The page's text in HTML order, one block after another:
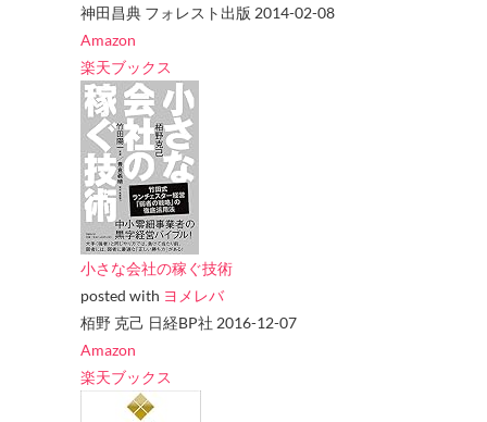
神田昌典 フォレスト出版 2014-02-08
Amazon
楽天ブックス
小さな会社の稼ぐ技術
posted with ヨメレバ
栢野 克己 日経BP社 2016-12-07
Amazon
楽天ブックス